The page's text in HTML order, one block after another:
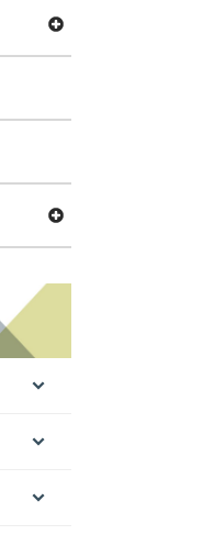
Avaa valikko
Avaa valikko